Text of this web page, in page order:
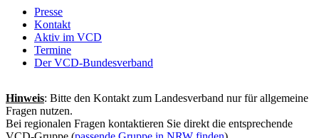
Presse
Kontakt
Aktiv im VCD
Termine
Der VCD-Bundesverband
Hinweis: Bitte den Kontakt zum Landesverband nur für allgemeine
Fragen nutzen.
Bei regionalen Fragen kontaktieren Sie direkt die entsprechende